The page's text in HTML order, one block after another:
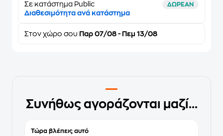
Σε κατάστημα Public ΔΩΡΕΑΝ
Διαθεσιμότητα ανά κατάστημα
Στον χώρο σου Παρ 07/08 - Πεμ 13/08
Συνήθως αγοράζονται μαζί...
Τώρα βλέπεις αυτό